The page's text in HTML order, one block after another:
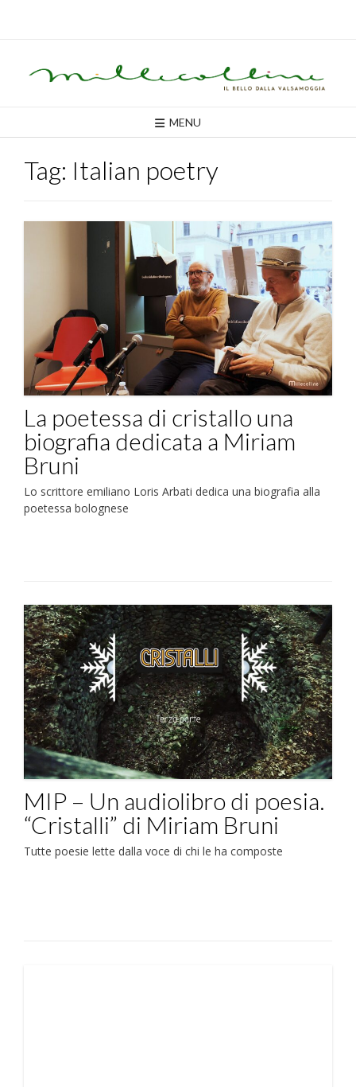
MENU
Tag: Italian poetry
La poetessa di cristallo una
biografia dedicata a Miriam
Bruni
Lo scrittore emiliano Loris Arbati dedica una biografia alla
poetessa bolognese
MIP – Un audiolibro di poesia.
“Cristalli” di Miriam Bruni
Tutte poesie lette dalla voce di chi le ha composte